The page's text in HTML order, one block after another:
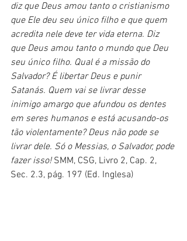
diz que Deus amou tanto o cristianismo
que Ele deu seu único filho e que quem
acredita nele deve ter vida eterna. Diz
que Deus amou tanto o mundo que Deu
seu único filho. Qual é a missão do
Salvador? É libertar Deus e punir
Satanás. Quem vai se livrar desse
inimigo amargo que afundou os dentes
em seres humanos e está acusando-os
tão violentamente? Deus não pode se
livrar dele. Só o Messias, o Salvador, pode
fazer isso! SMM, CSG, Livro 2, Cap. 2,
Sec. 2.3, pág. 197 (Ed. Inglesa)